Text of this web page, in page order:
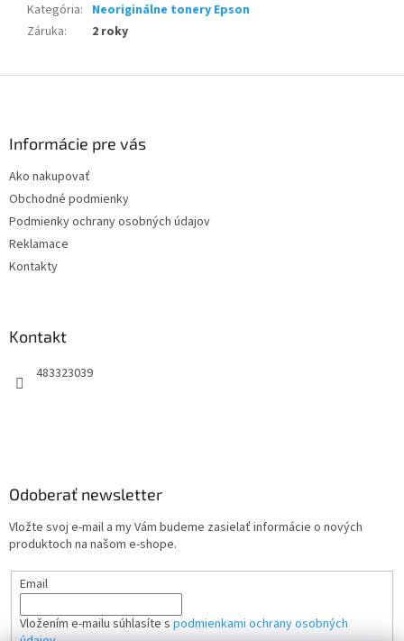
Kategória: Neoriginálne tonery Epson
Záruka: 2 roky
Informácie pre vás
Ako nakupovať
Obchodné podmienky
Podmienky ochrany osobných údajov
Reklamace
Kontakty
Kontakt
483323039
Odoberať newsletter
Vložte svoj e-mail a my Vám budeme zasielať informácie o nových
produktoch na našom e-shope.
Email
Vložením e-mailu súhlasíte s podmienkami ochrany osobných